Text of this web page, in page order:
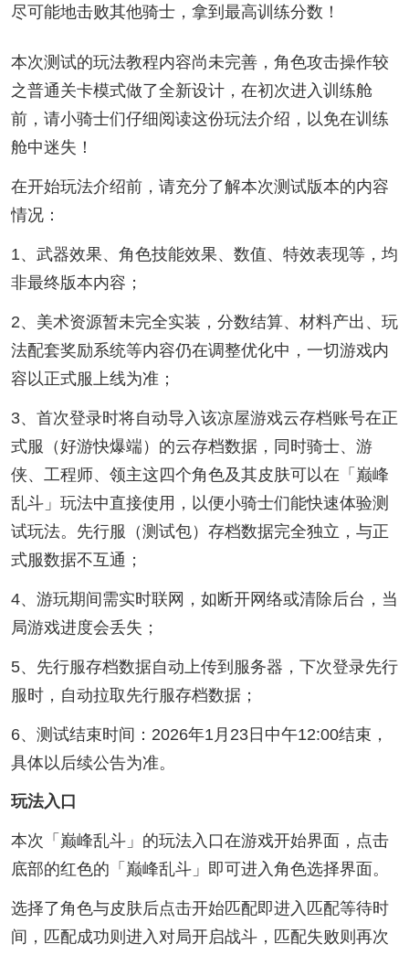
尽可能地击败其他骑士，拿到最高训练分数！
本次测试的玩法教程内容尚未完善，角色攻击操作较
之普通关卡模式做了全新设计，在初次进入训练舱
前，请小骑士们仔细阅读这份玩法介绍，以免在训练
舱中迷失！
在开始玩法介绍前，请充分了解本次测试版本的内容
情况：
1、武器效果、角色技能效果、数值、特效表现等，均
非最终版本内容；
2、美术资源暂未完全实装，分数结算、材料产出、玩
法配套奖励系统等内容仍在调整优化中，一切游戏内
容以正式服上线为准；
3、首次登录时将自动导入该凉屋游戏云存档账号在正
式服（好游快爆端）的云存档数据，同时骑士、游
侠、工程师、领主这四个角色及其皮肤可以在「巅峰
乱斗」玩法中直接使用，以便小骑士们能快速体验测
试玩法。先行服（测试包）存档数据完全独立，与正
式服数据不互通；
4、游玩期间需实时联网，如断开网络或清除后台，当
局游戏进度会丢失；
5、先行服存档数据自动上传到服务器，下次登录先行
服时，自动拉取先行服存档数据；
6、测试结束时间：2026年1月23日中午12:00结束，
具体以后续公告为准。
玩法入口
本次「巅峰乱斗」的玩法入口在游戏开始界面，点击
底部的红色的「巅峰乱斗」即可进入角色选择界面。
选择了角色与皮肤后点击开始匹配即进入匹配等待时
间，匹配成功则进入对局开启战斗，匹配失败则再次